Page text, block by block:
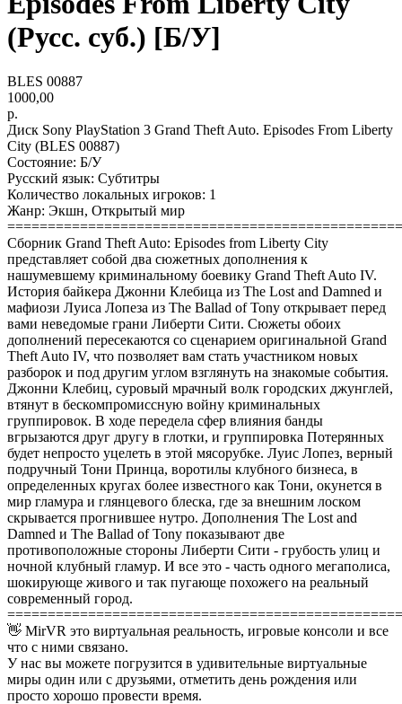
(Русс. суб.) [Б/У]
BLES 00887
1000,00
р.
Диск Sony PlayStation 3 Grand Theft Auto. Episodes From Liberty
City (BLES 00887)
Состояние: Б/У
Русский язык: Субтитры
Количество локальных игроков: 1
Жанр: Экшн, Открытый мир
Сборник Grand Theft Auto: Episodes from Liberty City
представляет собой два сюжетных дополнения к
нашумевшему криминальному боевику Grand Theft Auto IV.
История байкера Джонни Клебица из The Lost and Damned и
мафиози Луиса Лопеза из The Ballad of Tony открывает перед
вами неведомые грани Либерти Сити. Сюжеты обоих
дополнений пересекаются со сценарием оригинальной Grand
Theft Auto IV, что позволяет вам стать участником новых
разборок и под другим углом взглянуть на знакомые события.
Джонни Клебиц, суровый мрачный волк городских джунглей,
втянут в бескомпромиссную войну криминальных
группировок. В ходе передела сфер влияния банды
вгрызаются друг другу в глотки, и группировка Потерянных
будет непросто уцелеть в этой мясорубке. Луис Лопез, верный
подручный Тони Принца, воротилы клубного бизнеса, в
определенных кругах более известного как Тони, окунется в
мир гламура и глянцевого блеска, где за внешним лоском
скрывается прогнившее нутро. Дополнения The Lost and
Damned и The Ballad of Tony показывают две
противоположные стороны Либерти Сити - грубость улиц и
ночной клубный гламур. И все это - часть одного мегаполиса,
шокирующе живого и так пугающе похожего на реальный
современный город.
👋 MirVR это виртуальная реальность, игровые консоли и все
что с ними связано.
У нас вы можете погрузится в удивительные виртуальные
миры один или с друзьями, отметить день рождения или
просто хорошо провести время.